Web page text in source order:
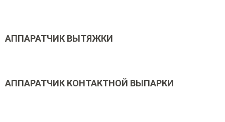
АППАРАТЧИК ВЫТЯЖКИ
АППАРАТЧИК КОНТАКТНОЙ ВЫПАРКИ